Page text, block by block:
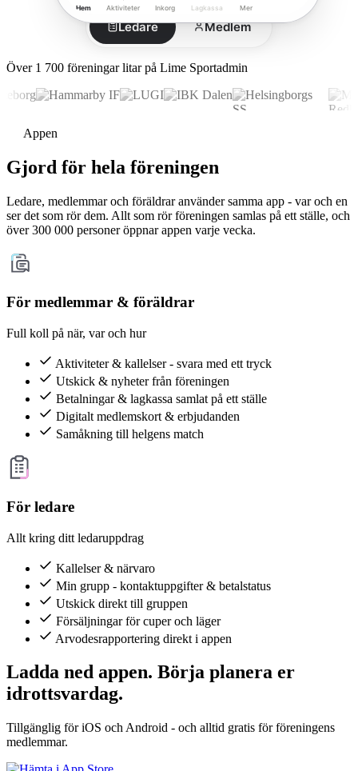
Hem Aktiviteter Inkorg Lagkassa Mer
Ledare Medlem
Över 1 700 föreningar litar på Lime Sportadmin
Appen
Gjord för hela föreningen
Ledare, medlemmar och föräldrar använder samma app - var och en
ser det som rör dem. Allt som rör föreningen samlas på ett ställe, och
över 300 000 personer öppnar appen varje vecka.
För medlemmar & föräldrar
Full koll på när, var och hur
Aktiviteter & kallelser - svara med ett tryck
Utskick & nyheter från föreningen
Betalningar & lagkassa samlat på ett ställe
Digitalt medlemskort & erbjudanden
Samåkning till helgens match
För ledare
Allt kring ditt ledaruppdrag
Kallelser & närvaro
Min grupp - kontaktuppgifter & betalstatus
Utskick direkt till gruppen
Försäljningar för cuper och läger
Arvodesrapportering direkt i appen
Ladda ned appen. Börja planera er
idrottsvardag.
Tillgänglig för iOS och Android - och alltid gratis för föreningens
medlemmar.